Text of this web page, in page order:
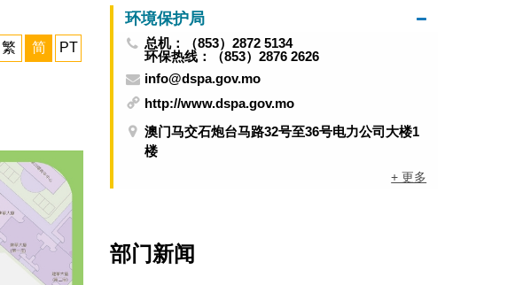
繁 简 PT
环境保护局
总机：（853）2872 5134
环保热线：（853）2876 2626
info@dspa.gov.mo
http://www.dspa.gov.mo
澳门马交石炮台马路32号至36号电力公司大楼1
楼
+ 更多
部门新闻